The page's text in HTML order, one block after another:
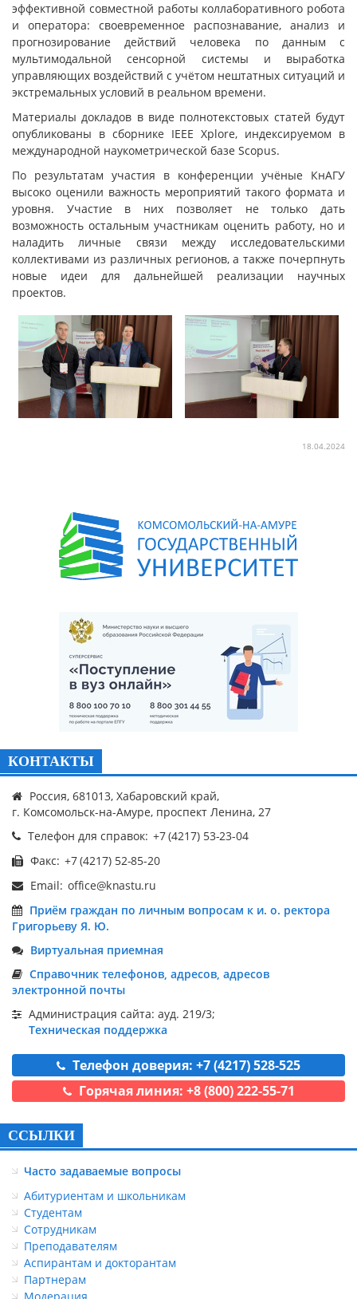
эффективной совместной работы коллаборативного робота
и оператора: своевременное распознавание, анализ и
прогнозирование действий человека по данным с
мультимодальной сенсорной системы и выработка
управляющих воздействий с учётом нештатных ситуаций и
экстремальных условий в реальном времени.
Материалы докладов в виде полнотекстовых статей будут
опубликованы в сборнике IEEE Xplore, индексируемом в
международной наукометрической базе Scopus.
По результатам участия в конференции учёные КнАГУ
высоко оценили важность мероприятий такого формата и
уровня. Участие в них позволяет не только дать
возможность остальным участникам оценить работу, но и
наладить личные связи между исследовательскими
коллективами из различных регионов, а также почерпнуть
новые идеи для дальнейшей реализации научных
проектов.
18.04.2024
КОНТАКТЫ
Россия, 681013, Хабаровский край,
г. Комсомольск-на-Амуре, проспект Ленина, 27
Телефон для справок:
Факс:
Email:
Приём граждан по личным вопросам к и. о. ректора
Григорьеву Я. Ю.
Виртуальная приемная
Справочник телефонов, адресов, адресов
электронной почты
Администрация сайта: ауд. 219/3;
Техническая поддержка
Телефон доверия: +7 (4217) 528-525
Горячая линия: +8 (800) 222-55-71
ССЫЛКИ
Часто задаваемые вопросы
Абитуриентам и школьникам
Студентам
Сотрудникам
Преподавателям
Аспирантам и докторантам
Партнерам